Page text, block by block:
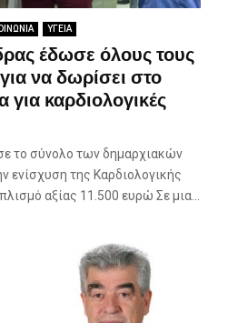
ΥΓΕΙΑ
έδωσε όλους τους
να δωρίσει στο
καρδιολογικές
το σύνολο των δημαρχιακών
ενίσχυση της Καρδιολογικής
αξίας 11.500 ευρώ Σε μια...